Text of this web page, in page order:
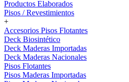
Productos Elaborados
Pisos / Revestimientos
+
Accesorios Pisos Flotantes
Deck Biosintético
Deck Maderas Importadas
Deck Maderas Nacionales
Pisos Flotantes
Pisos Maderas Importadas